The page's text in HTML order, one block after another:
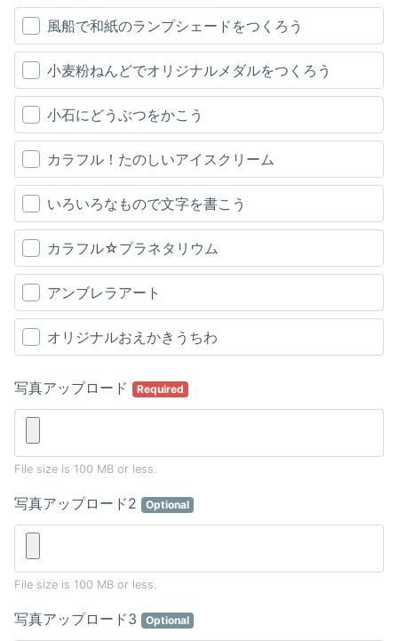
風船で和紙のランプシェードをつくろう
小麦粉ねんどでオリジナルメダルをつくろう
小石にどうぶつをかこう
カラフル！たのしいアイスクリーム
いろいろなもので文字を書こう
カラフル☆プラネタリウム
アンブレラアート
オリジナルおえかきうちわ
写真アップロード Required
File size is 100 MB or less.
写真アップロード2 Optional
File size is 100 MB or less.
写真アップロード3 Optional